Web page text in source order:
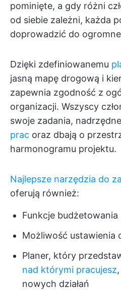
pominięte, a gdy różni
od siebie zależni, każda
doprowadzić do
Dzięki zdefiniowanemu
jasną mapę drogową i
zapewnia zgodność z
organizacji. Wszyscy
swoje zadania,
prac oraz dbają o
harmonogramu projektu.
Najlepsze narzędzia do
oferują również:
Funkcje budżetowania
Możliwość ustawienia
Planer, który
nad którymi pracujesz
nowych działań